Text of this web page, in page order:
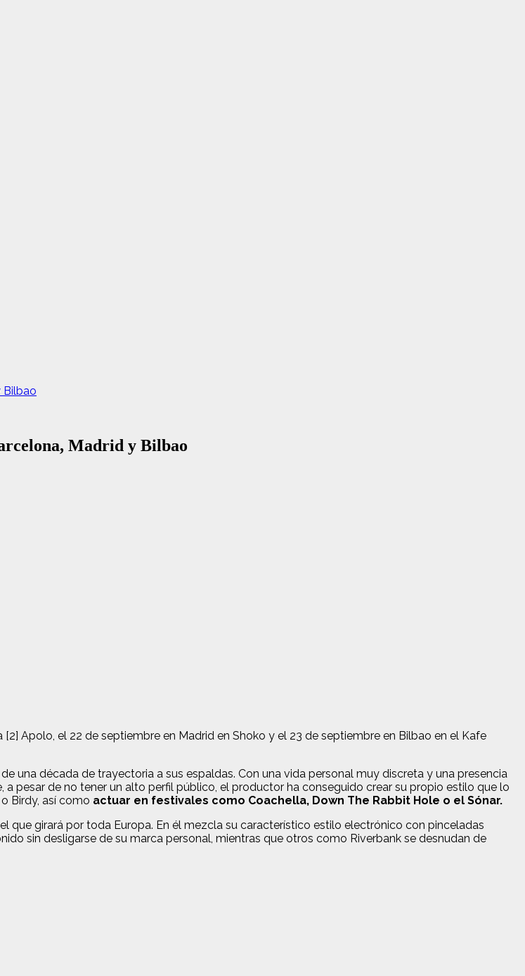
Bilbao
Madrid y Bilbao
Apolo, el 22 de septiembre en Madrid en Shoko y el 23 de septiembre en Bilbao en el Kafe
una década de trayectoria a sus espaldas. Con una vida personal muy discreta y una presencia
pesar de no tener un alto perfil público, el productor ha conseguido crear su propio estilo que lo
Birdy, así como actuar en festivales como Coachella, Down The Rabbit Hole o el Sónar.
que girará por toda Europa. En él mezcla su característico estilo electrónico con pinceladas
sin desligarse de su marca personal, mientras que otros como Riverbank se desnudan de